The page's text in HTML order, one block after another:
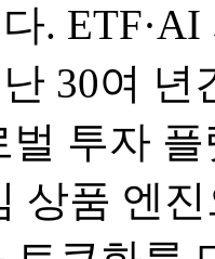
.
30여
벌 투자
상품 엔